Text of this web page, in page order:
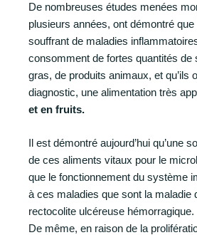
De nombreuses études menées
plusieurs années, ont démontré
souffrant de maladies
consomment de fortes quantités de
gras, de produits animaux, et qu’ils
diagnostic, une alimentation très
et en fruits.
Il est démontré aujourd’hui qu’une
de ces aliments vitaux pour le
que le fonctionnement du système
à ces maladies que sont la maladie
rectocolite ulcéreuse hémorragique.
De même, en raison de la